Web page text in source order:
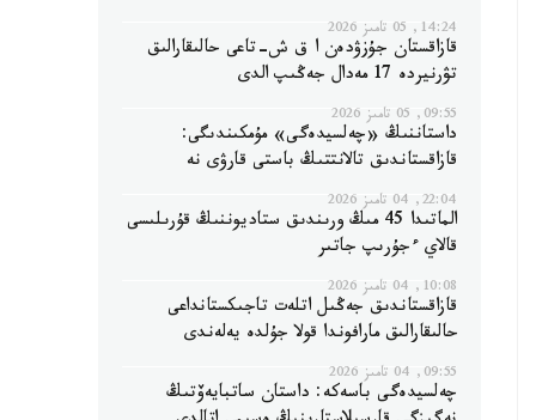
14:24, 05 تامىز 2026
قازاقستان جۇزۋدەن ا ق ش-تاعى حالىقارالىق
تۋرنيردە 17 مەدال جەڭىپ الدى
09:55, 05 تامىز 2026
داستاننىڭ «چەلسيدەگى» مۇمكىندىگى:
قازاقستاندىق تالانتتىڭ باستى قارۋى نە
22:04, 04 تامىز 2026
الماتىدا 45 مىڭ ورىندىق ستاديوننىڭ قۇرىلىسى
قالاي ءجۇرىپ جاتىر
10:08, 04 تامىز 2026
قازاقستاندىق جەڭىل اتلەت تاجىكستانداعى
حالىقارالىق مارافوندا قولا جۇلدە يەلەندى
09:55, 04 تامىز 2026
چەلسيدەگى باسەكە: داستان ساتبايەۆتىڭ